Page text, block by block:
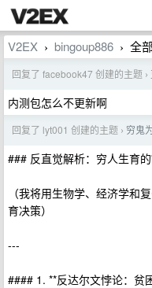
V2EX › bingoup886 › 全
回复了 facebook47 创建的主题 ›
内测包怎么不更新啊
回复了 lyt001 创建的主题 › 穷鬼
### 反直觉解析：穷人生育
（我将用生物学、经济学和
育决策）
---
#### 1. **反达尔文悖论：贫